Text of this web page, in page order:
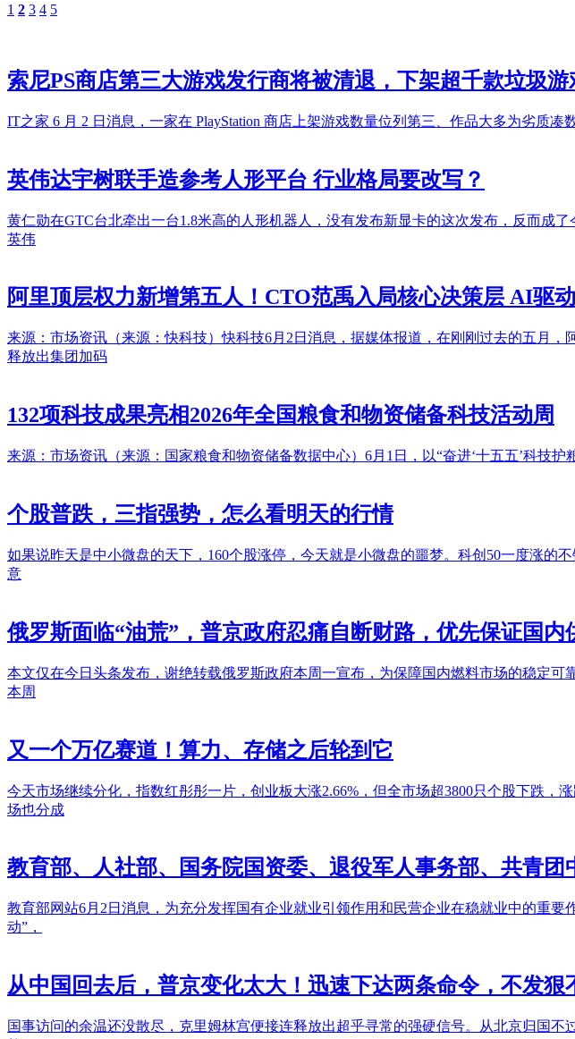
1 2 3 4 5
索尼PS商店第三大游戏发行商将被清退，下架超千款垃圾游
IT之家 6 月 2 日消息，一家在 PlayStation 商店上架游戏数量位列第三、作品大多为劣质
英伟达宇树联手造参考人形平台 行业格局要改写？
黄仁勋在GTC台北牵出一台1.8米高的人形机器人，没有发布新显卡的这次发布，反而成
英伟
阿里顶层权力新增第五人！CTO范禹入局核心决策层 AI驱
来源：市场资讯（来源：快科技）快科技6月2日消息，据媒体报道，在刚刚过去的五月
释放出集团加码
132项科技成果亮相2026年全国粮食和物资储备科技活动周
来源：市场资讯（来源：国家粮食和物资储备数据中心）6月1日，以“奋进‘十五五’科技
个股普跌，三指强势，怎么看明天的行情
如果说昨天是中小微盘的天下，160个股涨停，今天就是小微盘的噩梦。科创50一度涨
意
俄罗斯面临“油荒”，普京政府忍痛自断财路，优先保证国内
本文仅在今日头条发布，谢绝转载俄罗斯政府本周一宣布，为保障国内燃料市场的稳定
本周
又一个万亿赛道！算力、存储之后轮到它
今天市场继续分化，指数红彤彤一片，创业板大涨2.66%，但全市场超3800只个股下跌
场也分成
教育部、人社部、国务院国资委、退役军人事务部、共青
教育部网站6月2日消息，为充分发挥国有企业就业引领作用和民营企业在稳就业中的重
动”，
从中国回去后，普京变化太大！迅速下达两条命令，不发狠
国事访问的余温还没散尽，克里姆林宫便接连释放出超乎寻常的强硬信号。从北京归国